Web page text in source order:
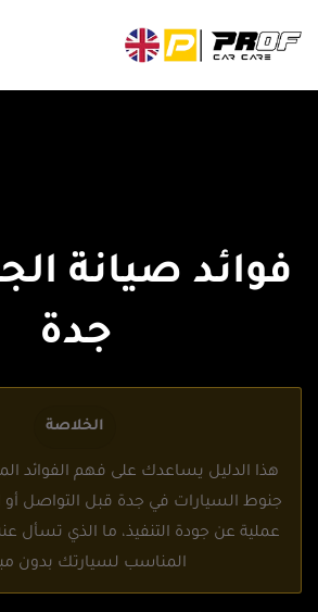
فوائد صيانة
جدة
الخلاصة
هذا الدليل يساعدك على فهم الفوائد
جنوط السيارات في جدة قبل التواصل أو
عملية عن جودة التنفيذ، ما الذي تسأل
المناسب لسيارتك بدون